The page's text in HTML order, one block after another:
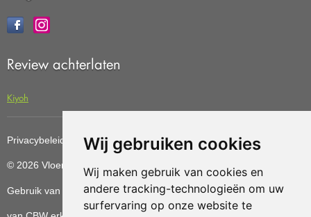
Wij gebruiken cookies
Wij maken gebruik van cookies en
andere tracking-technologieën om uw
surfervaring op onze website te
Review achterlaten
Kiyoh
Privacybeleid Cookiebeleid Update cookies preferences
© 2026 Vloerenvoordelig Deze website is ontwikkeld door AGN
Gebruik van deze site betekent dat u dealgemene voorwaarden